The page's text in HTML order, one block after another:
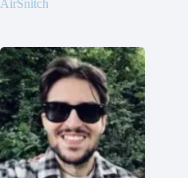
AirSnitch